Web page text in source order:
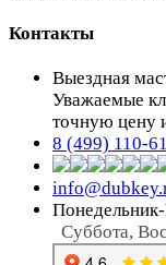
Контакты
Выездная
Уважаемые
точную цену
8 (499) 110-
Суббота,